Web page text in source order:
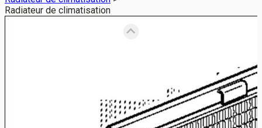
Radiateur de climatisation